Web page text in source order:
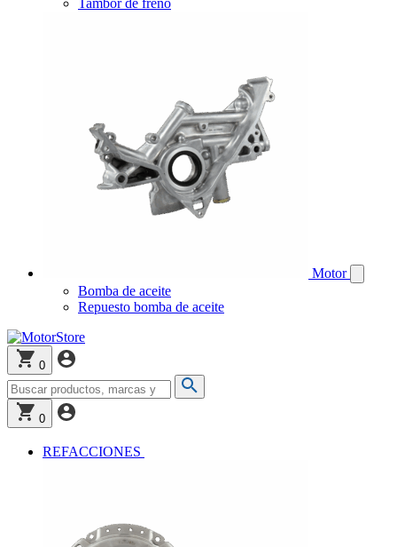
Tambor de freno
Motor
Bomba de aceite
Repuesto bomba de aceite
0
0
REFACCIONES